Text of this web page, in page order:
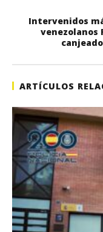
Intervenidos
venezolanos
ARTÍCULOS